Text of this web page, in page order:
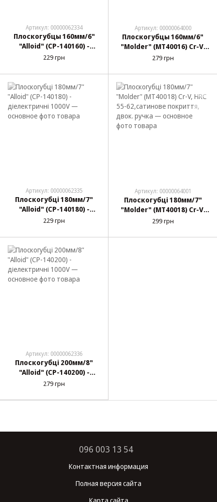
Артикул: 00000062334
Плоскогубцы 160мм/6"
"Alloid" (CP-140160) -
диэлектрические 1000V
229 грн
Артикул: 00000064000
Плоскогубцы 160мм/6"
"Molder" (MT40016) Cr-V,
HRC 55-62, сатиновое
ручка
279 грн
Артикул: 00000062335
Плоскогубці 180мм/7"
"Alloid" (CP-140180) -
діелектричні 1000V
229 грн
Артикул: 00000064001
Плоскогубці 180мм/7"
"Molder" (MT40018) Cr-V,
HRC 55-62,сатинове
299 грн
Артикул: 00000062336
Плоскогубці 200мм/8"
"Alloid" (CP-140200) -
діелектричні 1000V
279 грн
096 003 13 54
Контактная информация
Полная версия сайта